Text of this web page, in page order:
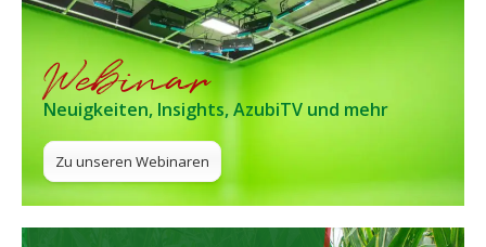
Webinar
Neuigkeiten, Insights, AzubiTV und mehr
Zu unseren Webinaren